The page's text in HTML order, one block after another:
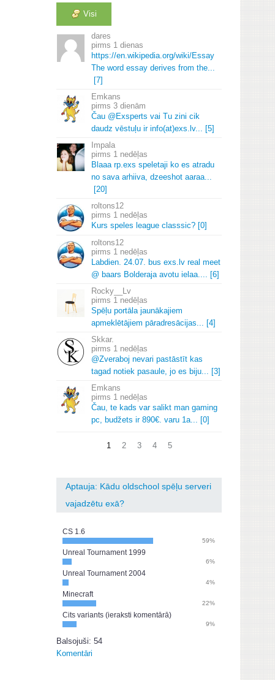
Visi
dares
1 dienas
https://en.wikipedia.org/wiki/Essay
The word essay derives from the...
[7]
Emkans
3 dienām
Čau @Exsperts vai Tu zini cik
daudz vēstuļu ir info(at)exs. lv... [5]
Impala
1 nedēļas
Blaaa rp.exs speletaji ko es atradu
no sava arhiiva, dzeeshot aaraa...
[20]
roltons12
1 nedēļas
Kurs speles league classsic? [0]
roltons12
1 nedēļas
Labdien. 24.07. bus exs. lv real meet
@ baars Bolderaja avotu ielaa.... [6]
Rocky__Lv
1 nedēļas
Spēļu portāla jaunākajiem
apmeklētājiem pāradresācijas... [4]
Skkar.
1 nedēļas
@Zveraboj nevari pastāstīt kas
tagad notiek pasaule, jo es biju... [3]
Emkans
1 nedēļas
Čau, te kads var salikt man gaming
pc, budžets ir 890€. varu 1a... [0]
1 2 3 4 5
Aptauja: Kādu oldschool spēļu serveri
vajadzētu exā?
CS 1.6
59%
Unreal Tournament 1999
6%
Unreal Tournament 2004
4%
Minecraft
22%
Cits variants (ieraksti komentārā)
9%
Balsojuši: 54
Komentāri